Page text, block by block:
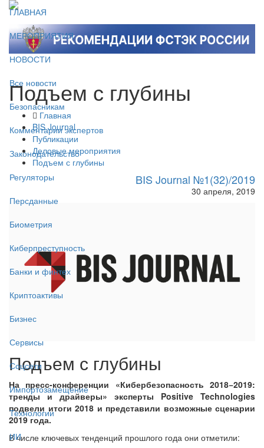
ГЛАВНАЯ
МЕРОПРИЯТИЯ
НОВОСТИ
Все новости
Безопасникам
Комментарии экспертов
Законодательство
Регуляторы
Персданные
Биометрия
Киберпреступность
Банки и финтех
Криптоактивы
Бизнес
Сервисы
Соцсети
Импортозамещение
Технологии
ИИ
Подъем с глубины
Главная
BIS Journal
Публикации
Деловые мероприятия
Подъем с глубины
BIS Journal №1(32)/2019
30 апреля, 2019
Подъем с глубины
На пресс-конференции «Кибербезопасность 2018−2019:
тренды и драйверы» эксперты Positive Technologies
подвели итоги 2018 и представили возможные сценарии
2019 года.
В числе ключевых тенденций прошлого года они отметили: